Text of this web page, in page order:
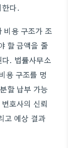
다.
비용 구조가 조
할 금액을 줄
. 법률사무소
용 구조를 명
할 납부 가능
호사의 신뢰
고 예상 결과